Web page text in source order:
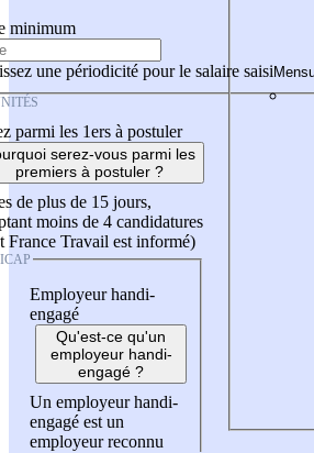
minimum
une périodicité pour le salaire saisi
parmi les 1ers à postuler
serez-vous parmi les
premiers à postuler ?
de plus de 15 jours,
moins de 4 candidatures
France Travail est informé)
Employeur handi-
engagé
Qu'est-ce qu'un
employeur handi-
engagé ?
Un employeur handi-
engagé est un
employeur reconnu